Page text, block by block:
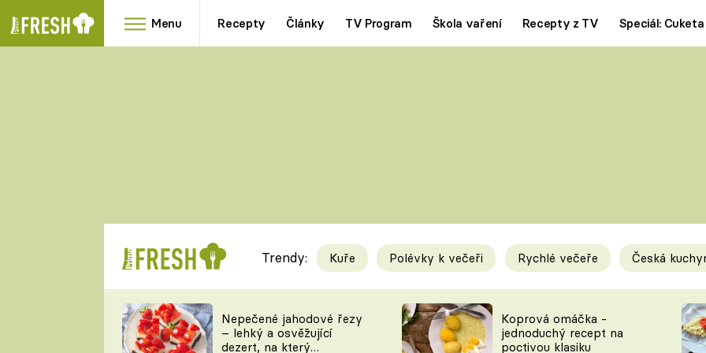
Menu Recepty Články TV Program Škola vaření Recepty z TV Speciál: Cuketa
RYCHLOVKY
Videorecepty
TEĎ VAŘÍ ŠÉF!
Tipy a triky
KAM ZA JÍDLEM
Trendy: Kuře Polévky k večeři Rychlé večeře Česká
Nepečené jahodové řezy
– lehký a osvěžující
dezert, na který
Koprová omáčka -
jednoduchý recept na
poctivou klasiku